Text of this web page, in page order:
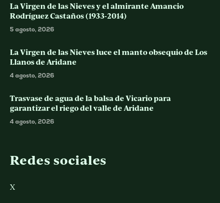
La Virgen de las Nieves y el almirante Amancio
Rodríguez Castaños (1933-2014)
5 agosto, 2026
La Virgen de las Nieves luce el manto obsequio de Los
Llanos de Aridane
4 agosto, 2026
Trasvase de agua de la balsa de Vicario para
garantizar el riego del valle de Aridane
4 agosto, 2026
Redes sociales
X